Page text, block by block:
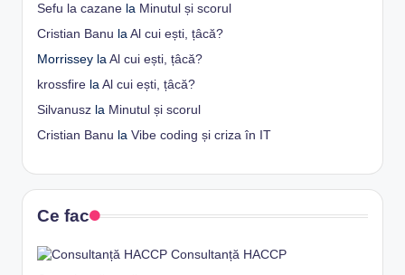
Sefu la cazane la Minutul și scorul
Cristian Banu la Al cui ești, țâcă?
Morrissey la Al cui ești, țâcă?
krossfire la Al cui ești, țâcă?
Silvanusz la Minutul și scorul
Cristian Banu la Vibe coding și criza în IT
Ce fac
Consultanță HACCP